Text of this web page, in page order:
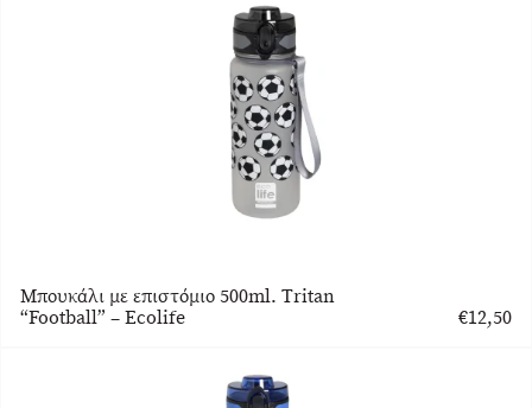
Μπουκάλι με επιστόμιο 500ml. Tritan
“Football” – Ecolife
€12,50